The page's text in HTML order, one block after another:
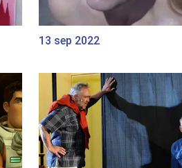
13 sep 2022